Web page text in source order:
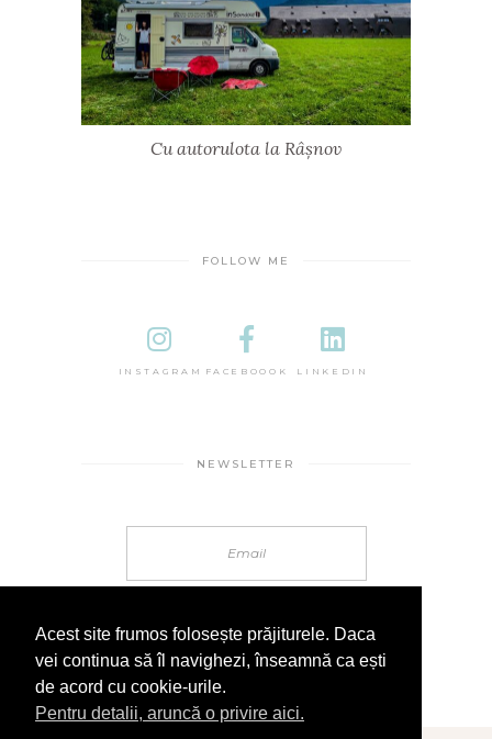
Cu autorulota la Râșnov
FOLLOW ME
INSTAGRAM FACEBOOOK LINKEDIN
NEWSLETTER
Acest site frumos folosește prăjiturele. Daca
vei continua să îl navighezi, înseamnă ca ești
de acord cu cookie-urile.
Pentru detalii, aruncă o privire aici.